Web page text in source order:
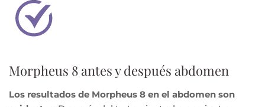
Morpheus 8 antes y después abdomen
Los resultados de Morpheus 8 en el abdomen son